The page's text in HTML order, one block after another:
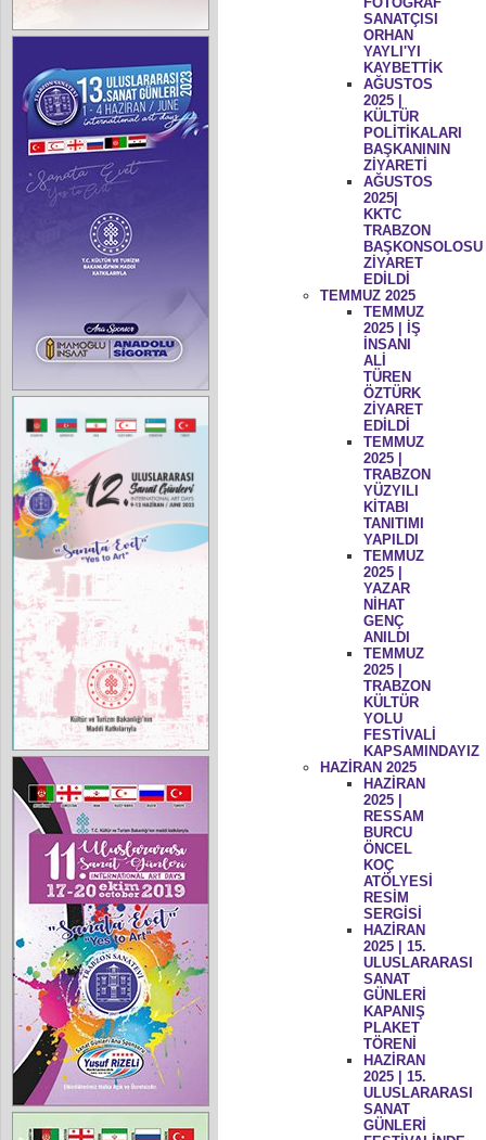
SANATÇISI
ORHAN
YAYLI'YI
KAYBETTİK
AĞUSTOS
2025 |
KÜLTÜR
POLİTİKALARI
BAŞKANININ
ZİYARETİ
AĞUSTOS
2025|
KKTC
TRABZON
BAŞKONSOLOSU
ZİYARET
EDİLDİ
TEMMUZ 2025
TEMMUZ
2025 | İŞ
İNSANI
ALİ
TÜREN
ÖZTÜRK
ZİYARET
EDİLDİ
TEMMUZ
2025 |
TRABZON
YÜZYILI
KİTABI
TANITIMI
YAPILDI
TEMMUZ
2025 |
YAZAR
NİHAT
GENÇ
ANILDI
TEMMUZ
2025 |
TRABZON
KÜLTÜR
YOLU
FESTİVALİ
KAPSAMINDAYIZ
HAZİRAN 2025
HAZİRAN
2025 |
RESSAM
BURCU
ÖNCEL
KOÇ
ATÖLYESİ
RESİM
SERGİSİ
HAZİRAN
2025 | 15.
ULUSLARARASI
SANAT
GÜNLERİ
KAPANIŞ
PLAKET
TÖRENİ
HAZİRAN
2025 | 15.
ULUSLARARASI
SANAT
GÜNLERİ